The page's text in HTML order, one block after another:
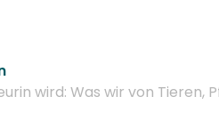
wird: Was wir von Tieren,